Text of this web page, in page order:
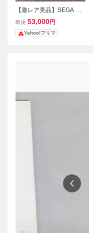
【激レア美品】SEGA メ
ガドライブ ソフト 日刊ス
ポーツ プロ野球VAN
即決 53,000円
Yahoo!フリマ